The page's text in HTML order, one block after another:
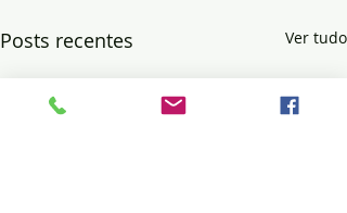
Posts recentes Ver tudo